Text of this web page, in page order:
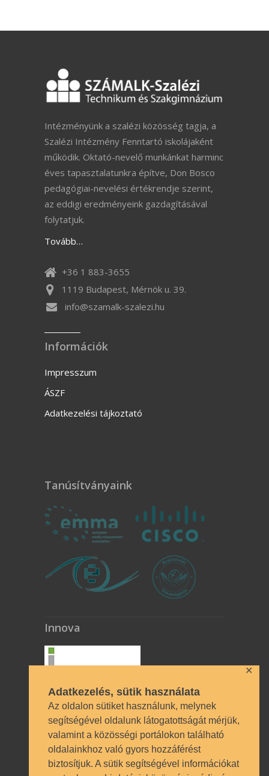
Adatkezelés, sütik használata
Az oldalon sütiket használunk, melynek
segítségével oldalunk látogatottságát mérjük,
valamint a közösségi portálokon található
oldalainkhoz való gyors hozzáférést
biztosítjuk. A sütik segítségével információkat
✕
Intézményünk a szalézi közösség tagja, a
Szalézi Intézmény Fenntartó iskolájaként
működik. Oktató-nevelő munkánkat harminc
éves tapasztalatunkra építve, Don Bosco
pedagógiai-nevelési értékrendje szerint,
az eddigi eredményeink gazdagításával
folytatjuk.
Tovább…
+36 1 883-3655
1119 Budapest, Mérnök u. 39.
info@szamalk-szalezi.hu
Információk
Impresszum
ÁSZF
Adatkezelési tájkoztató
Tanúsítványaink
Innova
Technikai azonosítók
OM azonosító 035490 | Működési